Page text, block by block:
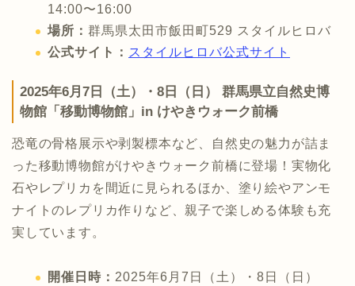
14:00〜16:00
場所： 群馬県太田市飯田町529 スタイルヒロバ
公式サイト： スタイルヒロバ公式サイト
2025年6月7日（土）・8日（日） 群馬県立自然史博
物館「移動博物館」in けやきウォーク前橋
恐竜の骨格展示や剥製標本など、自然史の魅力が詰ま
った移動博物館がけやきウォーク前橋に登場！実物化
石やレプリカを間近に見られるほか、塗り絵やアンモ
ナイトのレプリカ作りなど、親子で楽しめる体験も充
実しています。
開催日時： 2025年6月7日（土）・8日（日）